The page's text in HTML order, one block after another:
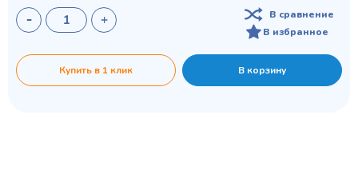
В сравнение
В избранное
Купить в 1 клик В корзину